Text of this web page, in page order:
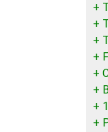
+
+
+
+
+
+
+
+